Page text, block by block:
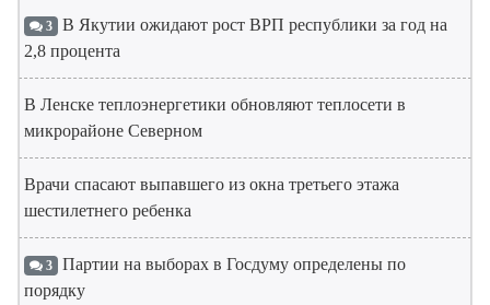
3 В Якутии ожидают рост ВРП республики за год на
2,8 процента
В Ленске теплоэнергетики обновляют теплосети в
микрорайоне Северном
Врачи спасают выпавшего из окна третьего этажа
шестилетнего ребенка
3 Партии на выборах в Госдуму определены по
порядку